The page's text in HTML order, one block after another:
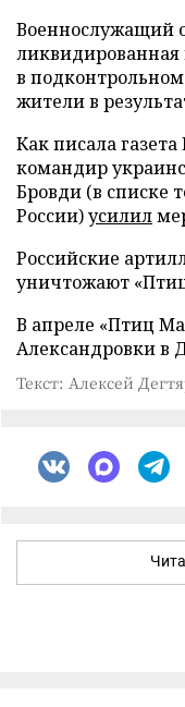
Военнослужащий
в
жители в
Как писала
командир
Бровди (в списке
России)усилил
Российские
уничтожают
В апреле «Птиц
Александровки в
Текст: Алексей